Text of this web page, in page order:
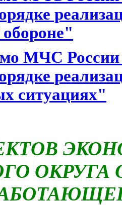
МЧС
ситуациях"